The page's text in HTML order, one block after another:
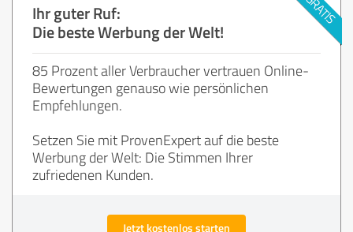
Ihr guter Ruf:
Die beste Werbung der Welt!
85 Prozent aller Verbraucher vertrauen Online-
Bewertungen genauso wie persönlichen
Empfehlungen.
Setzen Sie mit ProvenExpert auf die beste
Werbung der Welt: Die Stimmen Ihrer
zufriedenen Kunden.
Jetzt kostenlos starten